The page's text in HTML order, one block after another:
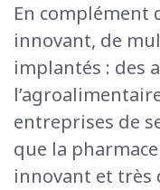
En complément
innovant, de
implantés : des
entreprises de
que la
innovant et très